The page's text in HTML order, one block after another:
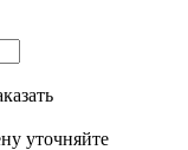
уточняйте